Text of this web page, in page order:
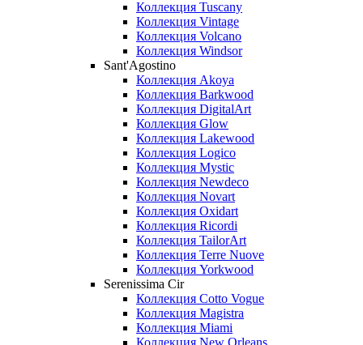
Коллекция Tuscany
Коллекция Vintage
Коллекция Volcano
Коллекция Windsor
Sant'Agostino
Коллекция Akoya
Коллекция Barkwood
Коллекция DigitalArt
Коллекция Glow
Коллекция Lakewood
Коллекция Logico
Коллекция Mystic
Коллекция Newdeco
Коллекция Novart
Коллекция Oxidart
Коллекция Ricordi
Коллекция TailorArt
Коллекция Terre Nuove
Коллекция Yorkwood
Serenissima Cir
Коллекция Cotto Vogue
Коллекция Magistra
Коллекция Miami
Коллекция New Orleans